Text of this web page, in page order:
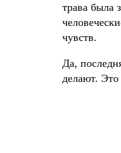
трава была
чувств.
Да,
делают. Это